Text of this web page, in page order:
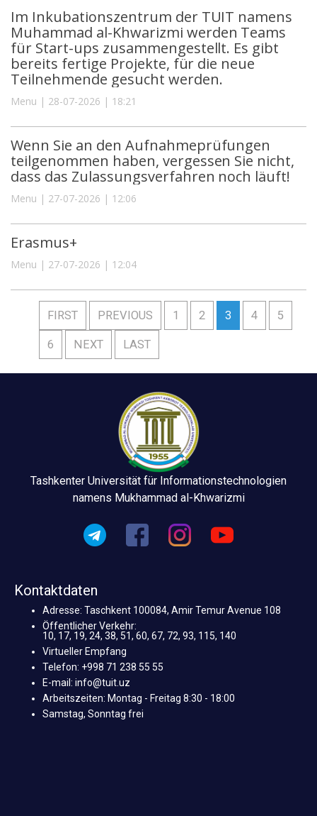
Im Inkubationszentrum der TUIT namens
Muhammad al-Khwarizmi werden Teams
für Start-ups zusammengestellt. Es gibt
bereits fertige Projekte, für die neue
Teilnehmende gesucht werden.
Menu | 28-07-2026 | 18:21
Wenn Sie an den Aufnahmeprüfungen
teilgenommen haben, vergessen Sie nicht,
dass das Zulassungsverfahren noch läuft!
Menu | 27-07-2026 | 12:06
Erasmus+
Menu | 27-07-2026 | 12:04
FIRST PREVIOUS 1 2 3 4 5
6 NEXT LAST
Tashkenter Universität für Informationstechnologien
namens Mukhammad al-Khwarizmi
Kontaktdaten
Adresse: Taschkent 100084, Amir Temur Avenue 108
Öffentlicher Verkehr:
10, 17, 19, 24, 38, 51, 60, 67, 72, 93, 115, 140
Virtueller Empfang
Telefon: +998 71 238 55 55
E-mail: info@tuit.uz
Arbeitszeiten: Montag - Freitag 8:30 - 18:00
Samstag, Sonntag frei